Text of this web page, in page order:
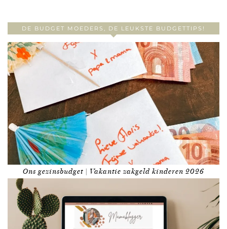
DE BUDGET MOEDERS, DE LEUKSTE BUDGETTIPS!
Ons gezinsbudget | Vakantie zakgeld kinderen 2026